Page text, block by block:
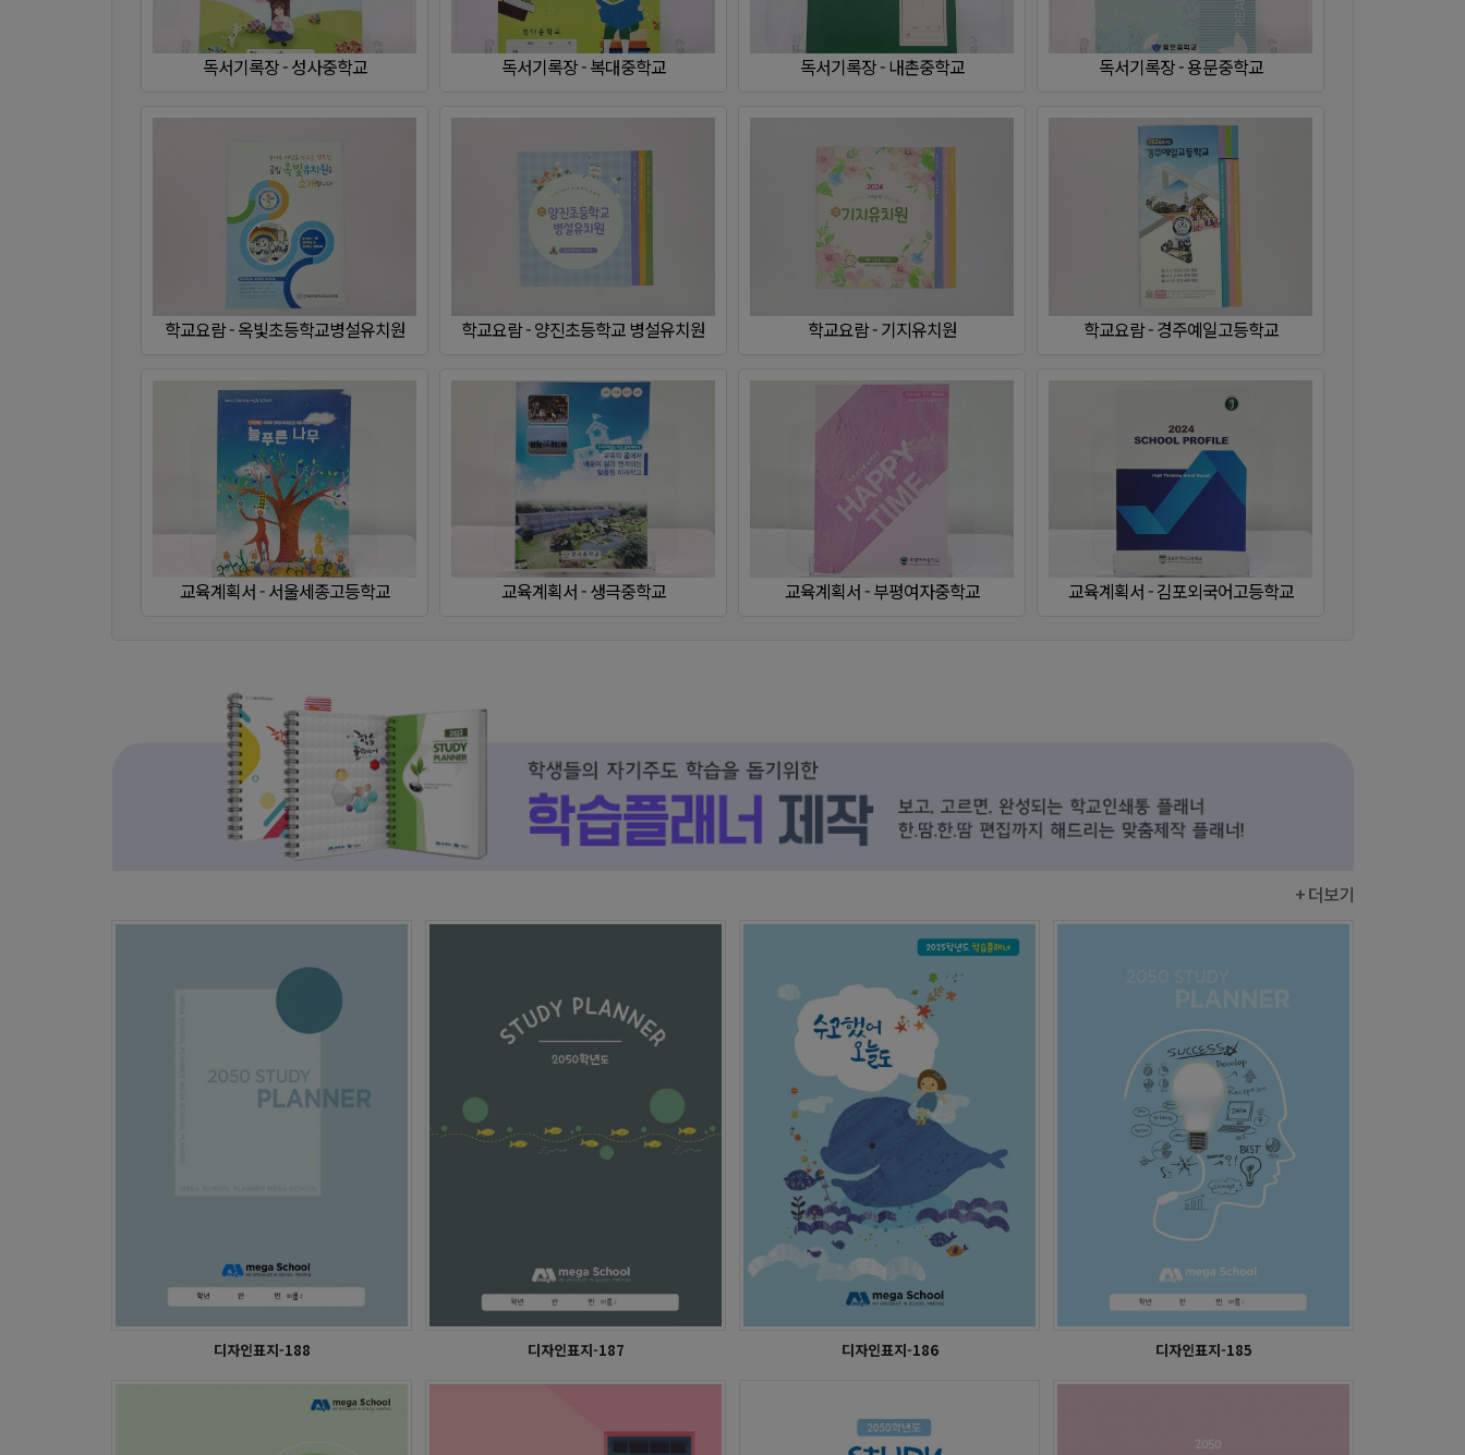
학교요람 - 옥빛초등학교병설유치원 학교요람 - 양진초등학교 병설유치원 학교요람 - 기지유치원 학교요람 - 경주예일고등학교
교육계획서 - 서울세종고등학교 교육계획서 - 생극중학교 교육계획서 - 부평여자중학교 교육계획서 - 김포외국어고등학교
교육계획서 - 장곡고등학교 교육계획서 - 주산산업고등학교 교육계획서 - 숭인중학교 교육계획서 - 수륜중학교
학습플래너 - 국립인천해사고등학교 학습플래너 - 경북여자고등학교 학습플래너 - 창녕옥야고등학교
학습플래너 - 화도중학교 학습플래너 - 울산고등학교 학습플래너 - 상당고등학교 학습플래너 - 상덕중학교
후포고등학교 영국북동부한글학교
+ 더보기
디자인표지-188 디자인표지-187 디자인표지-186 디자인표지-185